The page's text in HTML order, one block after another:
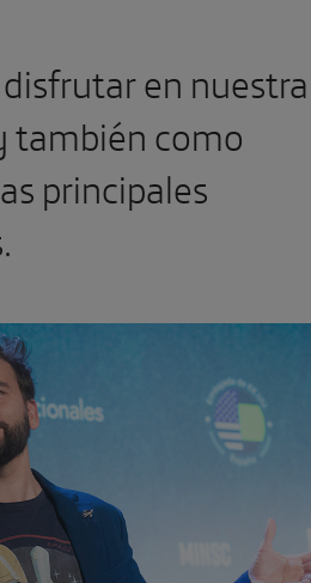
en nuestra
también como
principales